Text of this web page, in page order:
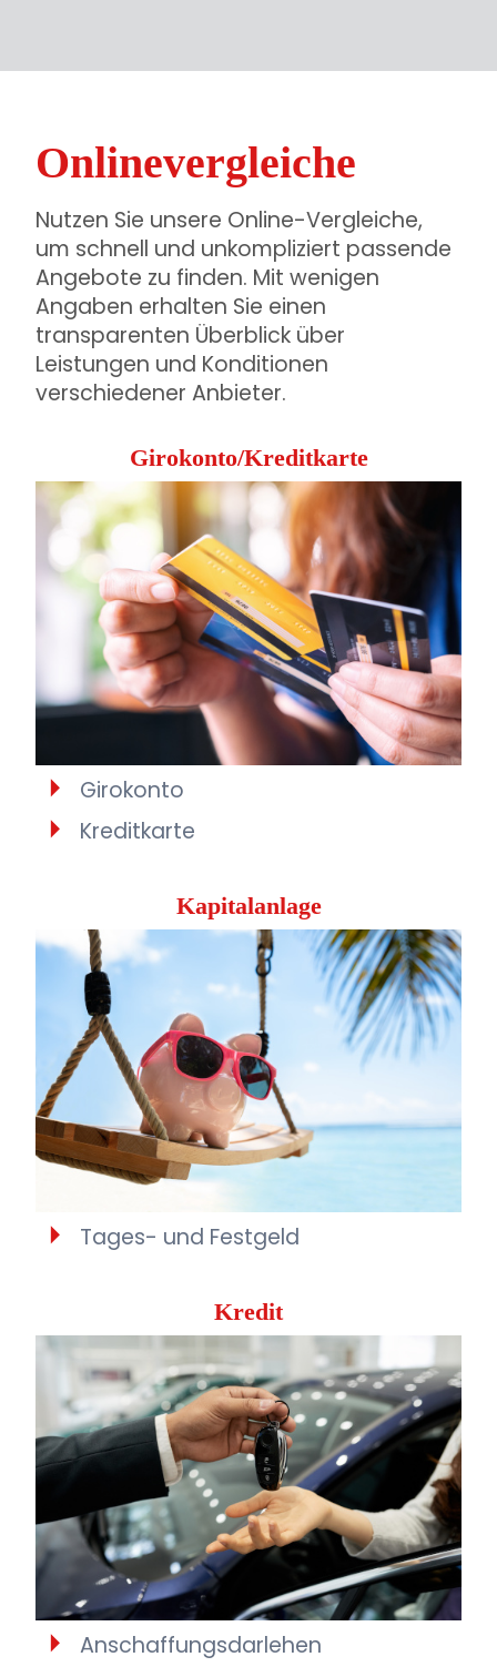
Onlinevergleiche
Nutzen Sie unsere Online-Vergleiche,
um schnell und unkompliziert passende
Angebote zu finden. Mit wenigen
Angaben erhalten Sie einen
transparenten Überblick über
Leistungen und Konditionen
verschiedener Anbieter.
Girokonto/Kreditkarte
Girokonto
Kreditkarte
Kapitalanlage
Tages- und Festgeld
Kredit
Anschaffungsdarlehen